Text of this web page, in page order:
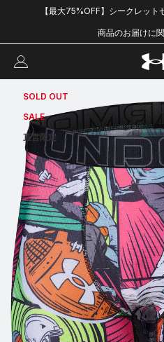
【最大75%OFF】シークレッ
商品のお届けに
SOLD OUT
SALE
直営限定